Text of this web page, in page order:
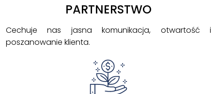
PARTNERSTWO
Cechuje nas jasna komunikacja, otwartość i
poszanowanie klienta.